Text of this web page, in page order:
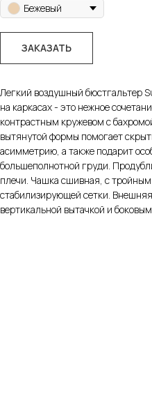
Бежевый
ЗАКАЗАТЬ
Легкий воздушный бюстгальтер
на каркасах - это нежное
контрастным кружевом с
вытянутой формы помогает
асимметрию, а также подарит
большеполнотной груди.
плечи. Чашка сшивная, с
стабилизирующей сетки.
вертикальной вытачкой и